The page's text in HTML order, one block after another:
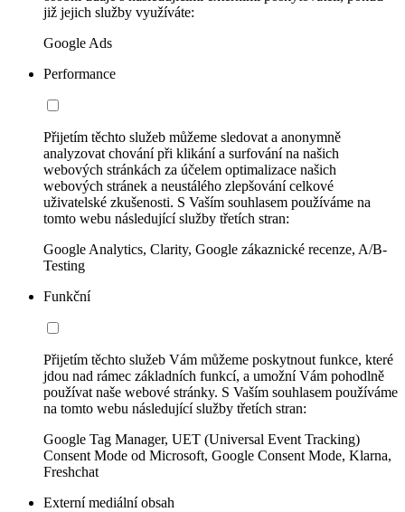
již jejich služby využíváte:
Google Ads
Performance
Přijetím těchto služeb můžeme sledovat a anonymně
analyzovat chování při klikání a surfování na našich
webových stránkách za účelem optimalizace našich
webových stránek a neustálého zlepšování celkové
uživatelské zkušenosti. S Vaším souhlasem používáme na
tomto webu následující služby třetích stran:
Google Analytics, Clarity, Google zákaznické recenze, A/B-
Testing
Funkční
Přijetím těchto služeb Vám můžeme poskytnout funkce, které
jdou nad rámec základních funkcí, a umožní Vám pohodlně
používat naše webové stránky. S Vaším souhlasem používáme
na tomto webu následující služby třetích stran:
Google Tag Manager, UET (Universal Event Tracking)
Consent Mode od Microsoft, Google Consent Mode, Klarna,
Freshchat
Externí mediální obsah